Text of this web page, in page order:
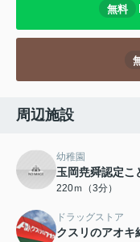
無料
周辺施設
幼稚園
玉岡尭舜認定こ
220ｍ（3分）
ドラッグストア
クスリのアオキ